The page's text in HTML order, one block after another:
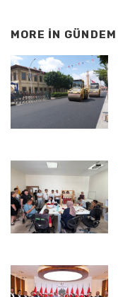
MORE IN GÜNDEM